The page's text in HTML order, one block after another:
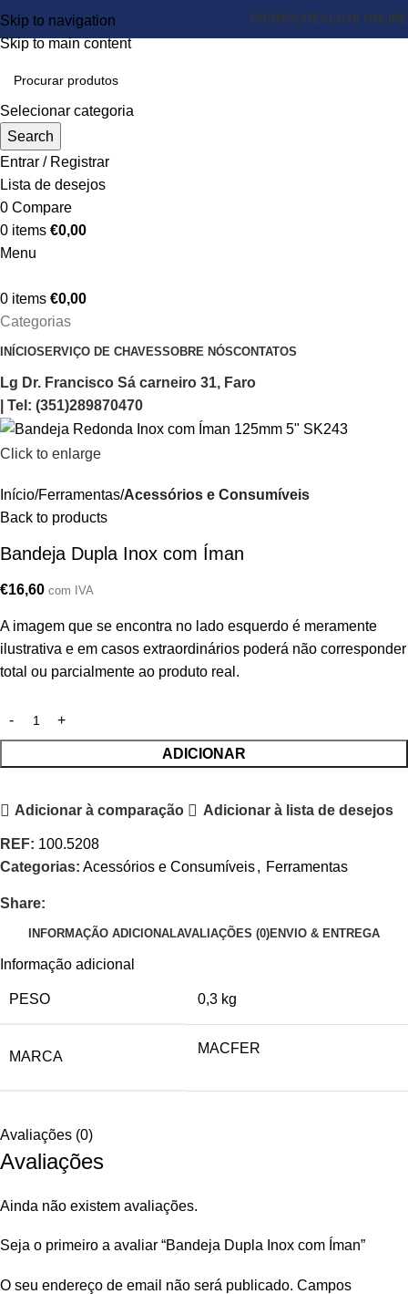
Skip to navigation
Skip to main content
PROMOÇÕES LOJA ONLINE
Selecionar categoria
Search
Entrar / Registrar
Lista de desejos
0 Compare
0 items €0,00
Menu
0 items €0,00
Categorias
INÍCIOSERVIÇO DE CHAVESSOBRE NÓSCONTATOS
Lg Dr. Francisco Sá carneiro 31, Faro
| Tel: (351)289870470
Click to enlarge
Início Ferramentas Acessórios e Consumíveis
Back to products
Bandeja Dupla Inox com Íman
€16,60 com IVA
A imagem que se encontra no lado esquerdo é meramente
ilustrativa e em casos extraordinários poderá não corresponder
total ou parcialmente ao produto real.
ADICIONAR
Adicionar à comparação Adicionar à lista de desejos
REF: 100.5208
Categorias: Acessórios e Consumíveis, Ferramentas
Share:
INFORMAÇÃO ADICIONALAVALIAÇÕES (0)ENVIO & ENTREGA
Informação adicional
PESO 0,3 kg
MARCA
MACFER
Avaliações (0)
Avaliações
Ainda não existem avaliações.
Seja o primeiro a avaliar “Bandeja Dupla Inox com Íman”
O seu endereço de email não será publicado. Campos